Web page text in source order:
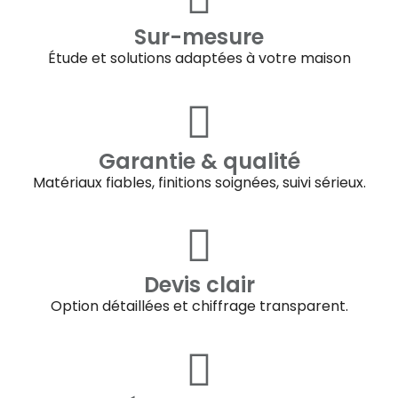
Sur-mesure
Étude et solutions adaptées à votre maison
Garantie & qualité
Matériaux fiables, finitions soignées, suivi sérieux.
Devis clair
Option détaillées et chiffrage transparent.